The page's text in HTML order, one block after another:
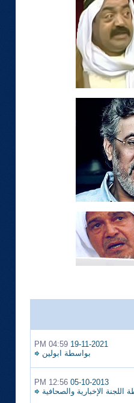
19-11-2021
04:59 PM
بواسطة ابولين
05-10-2013
12:56 PM
اللجنة الإخبارية والصحافية